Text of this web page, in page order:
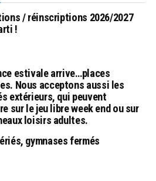
/ réinscriptions 2026/2027
!
estivale arrive…places
Nous acceptons aussi les
extérieurs, qui peuvent
sur le jeu libre week end ou sur
loisirs adultes.
gymnases fermés